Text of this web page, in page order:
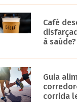
Café
à saúde?
Guia
corrida